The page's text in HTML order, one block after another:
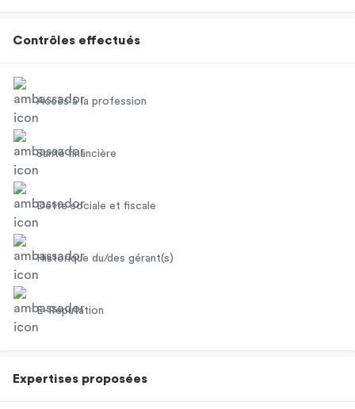
Contrôles effectués
Accès à la profession
Santé financière
Dette sociale et fiscale
Historique du/des gérant(s)
E-Réputation
Expertises proposées